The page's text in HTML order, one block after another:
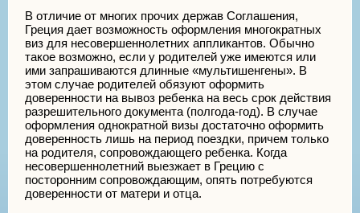
В отличие от многих прочих держав Соглашения,
Греция дает возможность оформления многократных
виз для несовершеннолетних аппликантов. Обычно
такое возможно, если у родителей уже имеются или
ими запрашиваются длинные «мультишенгены». В
этом случае родителей обязуют оформить
доверенности на вывоз ребенка на весь срок действия
разрешительного документа (полгода-год). В случае
оформления однократной визы достаточно оформить
доверенность лишь на период поездки, причем только
на родителя, сопровождающего ребенка. Когда
несовершеннолетний выезжает в Грецию с
посторонним сопровождающим, опять потребуются
доверенности от матери и отца.